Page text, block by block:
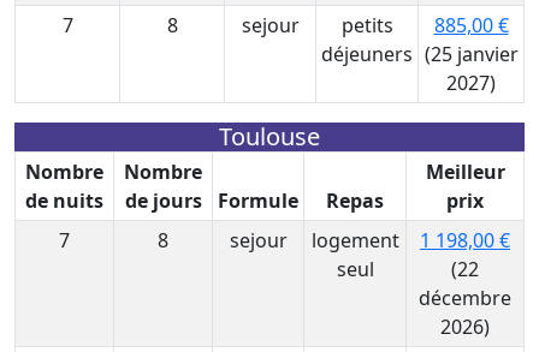
7
8 sejour
petits
déjeuners
885,00 €
(25 janvier
2027)
Toulouse
Nombre
de nuits
Nombre
de jours
Formule Repas
Meilleur
prix
7
8 sejour
logement
seul
1 198,00 €
(22
décembre
2026)